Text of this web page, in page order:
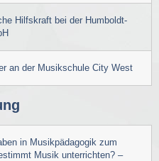
Hilfskraft bei der Humboldt-
an der Musikschule City West
in Musikpädagogik zum
Musik unterrichten? –